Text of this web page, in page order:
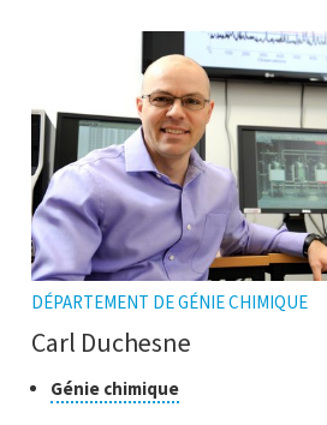
DÉPARTEMENT DE GÉNIE CHIMIQUE
Carl Duchesne
Classe
Génie chimiqueCliquer
pour